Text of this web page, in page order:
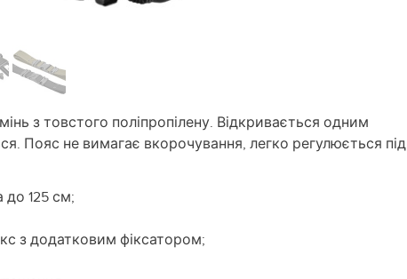
з товстого поліпропілену. Відкривається одним
Пояс не вимагає вкорочування, легко регулюється під
125 см;
з додатковим фіксатором;